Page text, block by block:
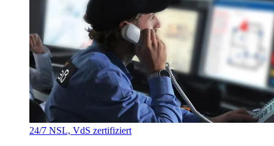
24/7 NSL, VdS zertifiziert